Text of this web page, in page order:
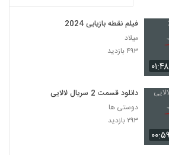
فیلم نقطه بازیابی 2024
میلاد
۴۹۳ بازدید
۰۰:۵۹
دانلود قسمت 2 سریال لالایی
دوستی ها
۲۹۳ بازدید